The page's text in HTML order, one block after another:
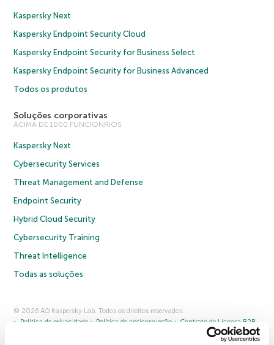
Kaspersky Next
Kaspersky Endpoint Security Cloud
Kaspersky Endpoint Security for Business Select
Kaspersky Endpoint Security for Business Advanced
Todos os produtos
Soluções corporativas
ACIMA DE 1000 FUNCIONRIOS
Kaspersky Next
Cybersecurity Services
Threat Management and Defense
Endpoint Security
Hybrid Cloud Security
Cybersecurity Training
Threat Intelligence
Todas as soluções
© 2026 AO Kaspersky Lab. Todos os direitos reservados.
Política de privacidade
Política de anticorrupção
Contrato de Licença B2B
Cookies